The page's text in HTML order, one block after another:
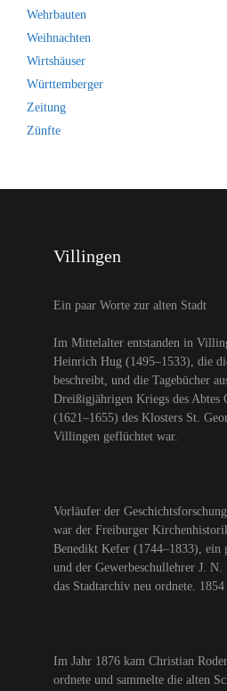
Wehrbauten
Weihnachten
Wirtshäuser
Württemberger
Zeitung
Zünfte
Villingen
Ein paar Worte zur alten Stadt
Im Mittelalter entstanden in
Heinrich Hug (1495–1533), die
beschreibt, und die Tagebücher
Dreißigjährigen Kriegs des Abtes
(1621–1655) des Klosters St.
Villingen geflüchtet war.
Vorläufer der
war der Freiburger
Benedikt Kefer (1744–1833), ein
und der Gewerbeschullehrer J. N.
das Stadtarchiv neu ordnete.
Im Jahr 1876 kam Christian
ordnete und sammelte die alten